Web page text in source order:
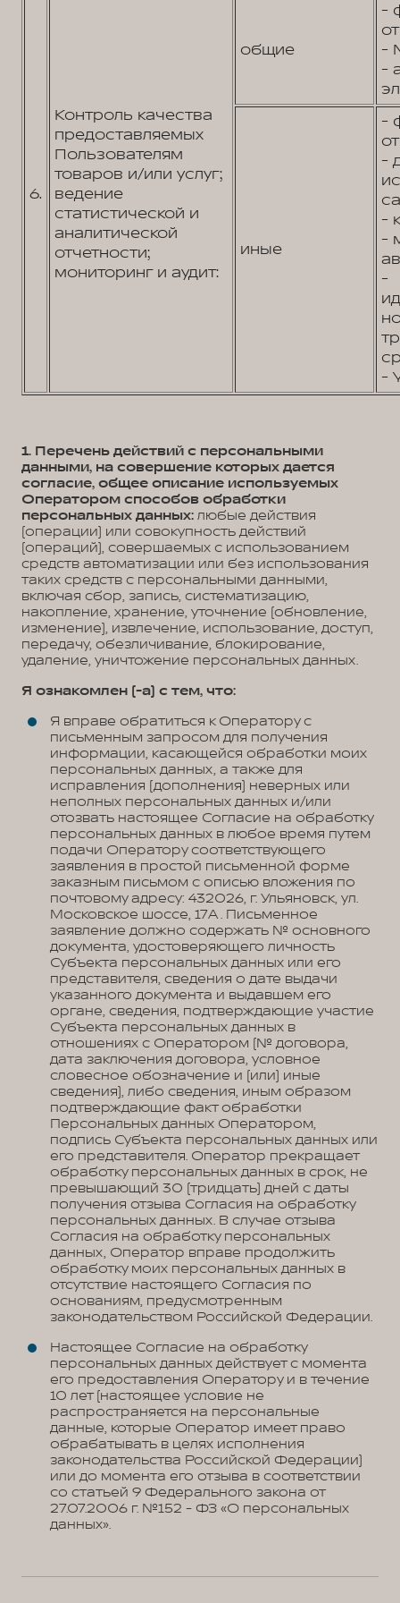
6.
Контроль качества
предоставляемых
Пользователям
товаров и/или услуг;
ведение
статистической и
аналитической
отчетности;
мониторинг и аудит:
общие
-
-
-
иные
-
-
-
-
-
-
1. Перечень действий с персональными
данными, на совершение которых дается
согласие, общее описание используемых
Оператором способов обработки
персональных данных: любые действия
(операции) или совокупность действий
(операций), совершаемых с использованием
средств автоматизации или без использования
таких средств с персональными данными,
включая сбор, запись, систематизацию,
накопление, хранение, уточнение (обновление,
изменение), извлечение, использование, доступ,
передачу, обезличивание, блокирование,
удаление, уничтожение персональных данных.
Я ознакомлен (-а) с тем, что:
Я вправе обратиться к Оператору с
письменным запросом для получения
информации, касающейся обработки моих
персональных данных, а также для
исправления (дополнения) неверных или
неполных персональных данных и/или
отозвать настоящее Согласие на обработку
персональных данных в любое время путем
подачи Оператору соответствующего
заявления в простой письменной форме
заказным письмом с описью вложения по
почтовому адресу: 432026, г. Ульяновск, ул.
Московское шоссе, 17А . Письменное
заявление должно содержать № основного
документа, удостоверяющего личность
Субъекта персональных данных или его
представителя, сведения о дате выдачи
указанного документа и выдавшем его
органе, сведения, подтверждающие участие
Субъекта персональных данных в
отношениях с Оператором (№ договора,
дата заключения договора, условное
словесное обозначение и (или) иные
сведения), либо сведения, иным образом
подтверждающие факт обработки
Персональных данных Оператором,
подпись Субъекта персональных данных или
его представителя. Оператор прекращает
обработку персональных данных в срок, не
превышающий 30 (тридцать) дней с даты
получения отзыва Согласия на обработку
персональных данных. В случае отзыва
Согласия на обработку персональных
данных, Оператор вправе продолжить
обработку моих персональных данных в
отсутствие настоящего Согласия по
основаниям, предусмотренным
законодательством Российской Федерации.
Настоящее Согласие на обработку
персональных данных действует с момента
его предоставления Оператору и в течение
10 лет (настоящее условие не
распространяется на персональные
данные, которые Оператор имеет право
обрабатывать в целях исполнения
законодательства Российской Федерации)
или до момента его отзыва в соответствии
со статьей 9 Федерального закона от
27.07.2006 г. №152 - ФЗ «О персональных
данных».